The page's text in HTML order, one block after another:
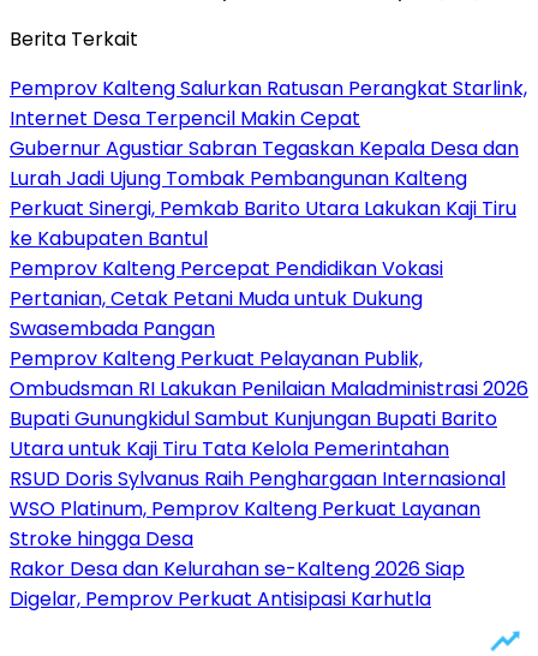
Berita Terkait
Pemprov Kalteng Salurkan Ratusan Perangkat Starlink,
Internet Desa Terpencil Makin Cepat
Gubernur Agustiar Sabran Tegaskan Kepala Desa dan
Lurah Jadi Ujung Tombak Pembangunan Kalteng
Perkuat Sinergi, Pemkab Barito Utara Lakukan Kaji Tiru
ke Kabupaten Bantul
Pemprov Kalteng Percepat Pendidikan Vokasi
Pertanian, Cetak Petani Muda untuk Dukung
Swasembada Pangan
Pemprov Kalteng Perkuat Pelayanan Publik,
Ombudsman RI Lakukan Penilaian Maladministrasi 2026
Bupati Gunungkidul Sambut Kunjungan Bupati Barito
Utara untuk Kaji Tiru Tata Kelola Pemerintahan
RSUD Doris Sylvanus Raih Penghargaan Internasional
WSO Platinum, Pemprov Kalteng Perkuat Layanan
Stroke hingga Desa
Rakor Desa dan Kelurahan se-Kalteng 2026 Siap
Digelar, Pemprov Perkuat Antisipasi Karhutla